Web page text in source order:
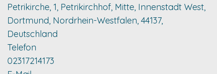
Petrikirche, 1, Petrikirchhof, Mitte, Innenstadt West,
Dortmund, Nordrhein-Westfalen, 44137,
Deutschland
Telefon
02317214173